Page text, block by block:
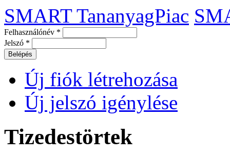
SMART TananyagPiac
Felhasználónév *
Jelszó *
Új fiók létrehozása
Új jelszó igénylése
Tizedestörtek